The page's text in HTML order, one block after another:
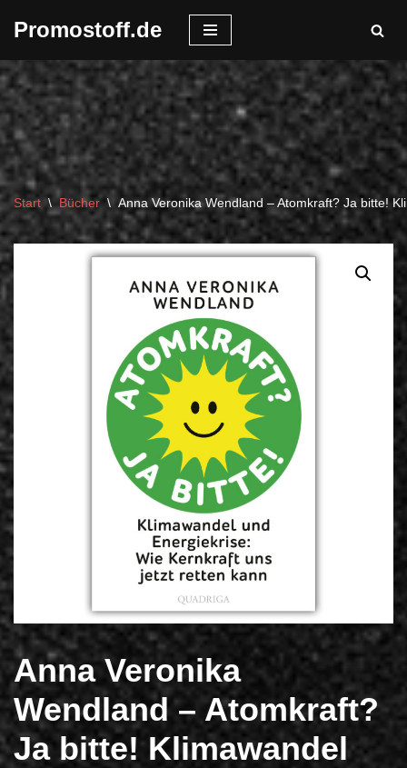
Inhalt
springen
Promostoff.de
Start \ Bücher \ Anna Veronika Wendland – Atomkraft? Ja bitte!
Anna Veronika
Wendland – Atomkraft?
Ja bitte! Klimawandel